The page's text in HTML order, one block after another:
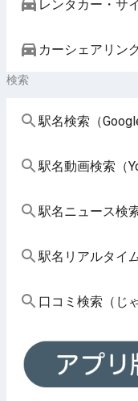
レンタカー・サ
カーシェアリン
検索
駅名検索（
駅名動画検索（
駅名ニュース検
駅名リアルタイ
口コミ検索（じ